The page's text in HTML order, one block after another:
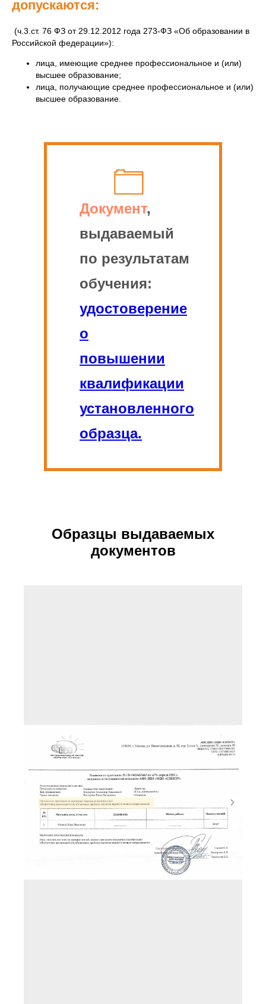
допускаются:
(ч.3.ст. 76 ФЗ от 29.12.2012 года 273-ФЗ «Об образовании в
Российской федерации»):
лица, имеющие среднее профессиональное и (или)
высшее образование;
лица, получающие среднее профессиональное и (или)
высшее образование.
Документ,
выдаваемый
по результатам
обучения:
удостоверение
о
повышении
квалификации
установленного
образца.
Образцы выдаваемых
документов